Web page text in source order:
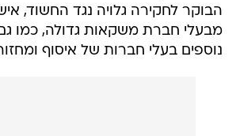
הבוקר לחקירה גלויה נגד החשוד,
מבעלי חברת משקאות גדולה, כמו
נוספים בעלי חברות של איסוף